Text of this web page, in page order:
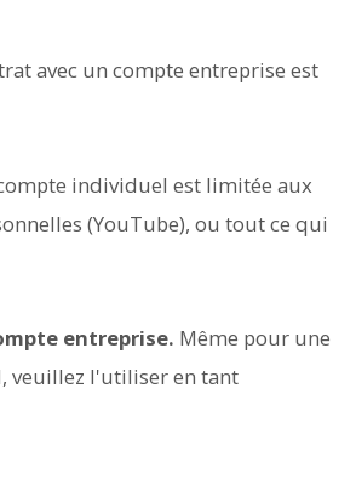
avec un compte entreprise est
individuel est limitée aux
(YouTube), ou tout ce qui
entreprise. Même pour une
veuillez l'utiliser en tant